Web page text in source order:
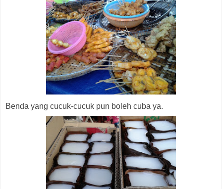
Benda yang cucuk-cucuk pun boleh cuba ya.